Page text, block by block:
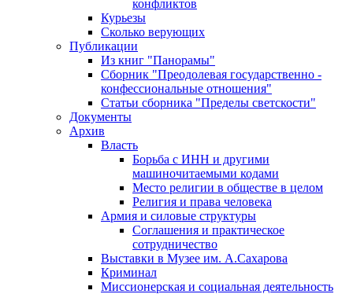
конфликтов
Курьезы
Сколько верующих
Публикации
Из книг "Панорамы"
Сборник "Преодолевая государственно -
конфессиональные отношения"
Статьи сборника "Пределы светскости"
Документы
Архив
Власть
Борьба с ИНН и другими
машиночитаемыми кодами
Место религии в обществе в целом
Религия и права человека
Армия и силовые структуры
Соглашения и практическое
сотрудничество
Выставки в Музее им. А.Сахарова
Криминал
Миссионерская и социальная деятельность